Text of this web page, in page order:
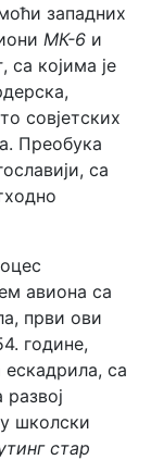
западних
МК-6 и
, са којима је
совјетских
Преобука
са
авиона са
први ови
године,
са
школски
стар